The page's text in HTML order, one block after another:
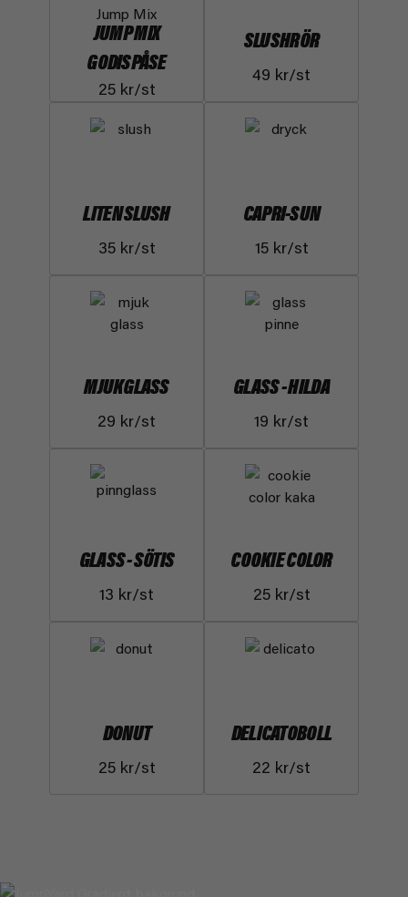
JUMP MIX
GODISPÅSE
25 kr/st
SLUSHRÖR
49 kr/st
LITEN SLUSH
35 kr/st
CAPRI-SUN
15 kr/st
MJUKGLASS
29 kr/st
GLASS - HILDA
19 kr/st
GLASS - SÖTIS
13 kr/st
COOKIE COLOR
25 kr/st
DONUT
25 kr/st
DELICATOBOLL
22 kr/st